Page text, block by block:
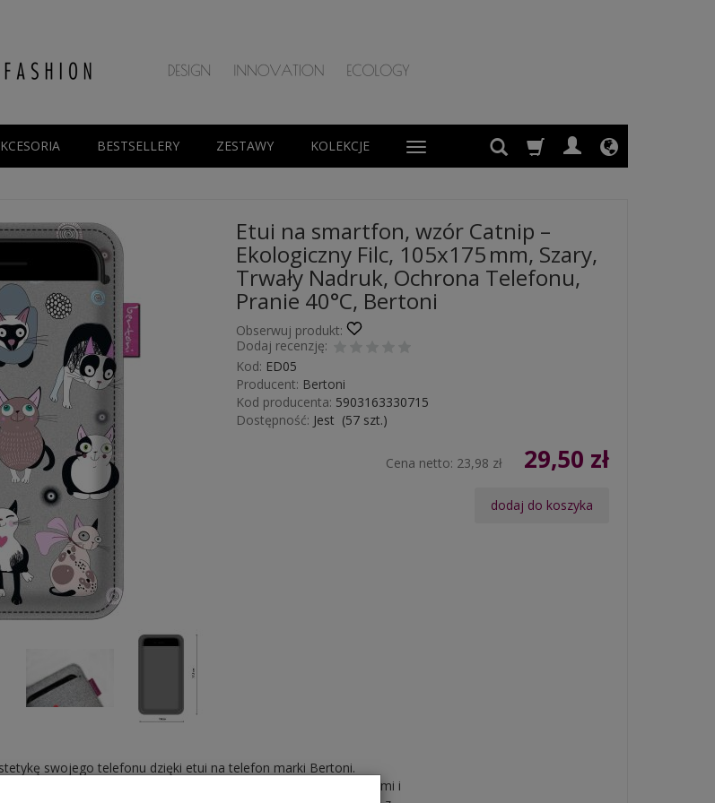
BESTSELLERY ZESTAWY KOLEKCJE
Etui na smartfon, wzór Catnip –
Ekologiczny Filc, 105x175 mm, Szary,
Trwały Nadruk, Ochrona Telefonu,
Pranie 40°C, Bertoni
Obserwuj produkt:
Dodaj recenzję:
Kod: ED05
Producent: Bertoni
Kod producenta: 5903163330715
Dostępność: Jest (57szt.)
Cena netto: 23,98 zł 29,50 zł
dodaj do koszyka
swojego telefonu dzięki etui na telefon marki Bertoni.
etui nie tylko skutecznie chroni urządzenie przed zarysowaniami i